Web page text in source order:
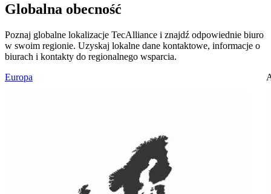
Globalna obecność
Poznaj globalne lokalizacje TecAlliance i znajdź odpowiednie biuro
w swoim regionie. Uzyskaj lokalne dane kontaktowe, informacje o
biurach i kontakty do regionalnego wsparcia.
Europa